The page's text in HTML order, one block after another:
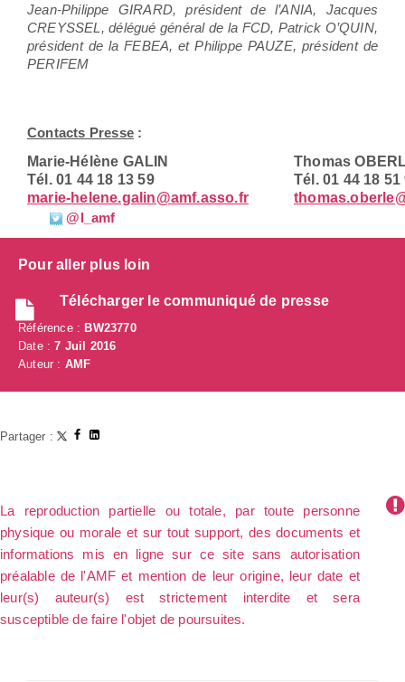
Jean-Philippe GIRARD, président de l’ANIA, Jacques
CREYSSEL, délégué général de la FCD, Patrick O’QUIN,
président de la FEBEA, et Philippe PAUZE, président de
PERIFEM
Contacts Presse :
Marie-Hélène GALIN
Thomas
Tél. 01 44 18 13 59
Tél. 01 44 18 51
marie-helene.galin@amf.asso.fr
@l_amf
Pour aller plus loin
Télécharger le communiqué de presse
Référence :BW23770
Date :7 Juil 2016
Auteur : AMF
Partager :
La reproduction partielle ou totale, par toute personne
physique ou morale et sur tout support, des documents et
informations mis en ligne sur ce site sans autorisation
préalable de l'AMF et mention de leur origine, leur date et
leur(s) auteur(s) est strictement interdite et sera
susceptible de faire l'objet de poursuites.